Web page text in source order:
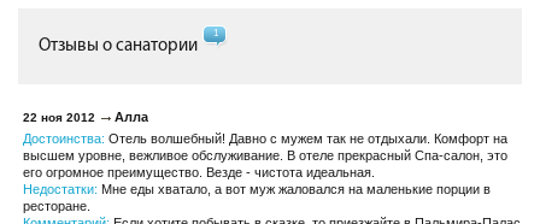
Отзывы о санатории
1
22 ноя 2012
Алла
Достоинства: Отель волшебный! Давно с мужем так не отдыхали. Комфорт на
высшем уровне, вежливое обслуживание. В отеле прекрасный Спа-салон, это
его огромное преимущество. Везде - чистота идеальная.
Недостатки: Мне еды хватало, а вот муж жаловался на маленькие порции в
ресторане.